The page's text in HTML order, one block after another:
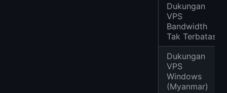
Dukungan
VPS
Bandwidth
Tak Terbatas
Dukungan
VPS
Windows
(Myanmar)